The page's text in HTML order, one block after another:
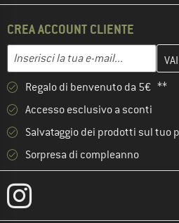
CREA ACCOUNT CLIENTE
Indirizzo e-mail
Inserisci qui il tuo indirizzo e-mail
Regalo di benvenuto da 5€ **
Accesso esclusivo a sconti
Salvataggio dei prodotti sul tuo
Sorpresa di compleanno